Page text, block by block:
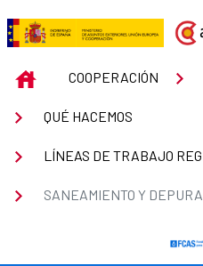
Skip to Main Content
Saneamiento y
INICIOCOOPERACIÓN
QUÉ HACEMOS
LÍNEAS DE TRABAJO
SANEAMIENTO Y